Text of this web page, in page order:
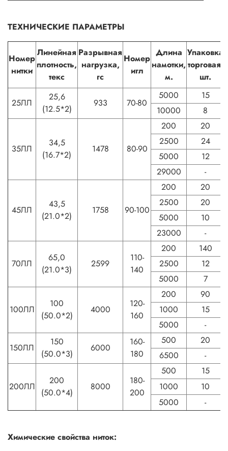
ТЕХНИЧЕСКИЕ ПАРАМЕТРЫ
Номер
нитки
Линейная
плотность,
текс
Разрывная
нагрузка,
гс
Номер
игл
Длина
намотки,
м.
Упаковка
торговая,
шт.
25ЛЛ
25,6
(12.5*2)
933 70-80
5000
15
10000
8
35ЛЛ
34,5
(16.7*2)
1478 80-90
200
20
2500
24
5000
12
29000
-
45ЛЛ
43,5
(21.0*2)
1758 90-100
200
20
2500
20
5000
10
23000
-
70ЛЛ
65,0
(21.0*3)
2599
110-
140
200
140
2500
12
5000
7
100ЛЛ
100
(50.0*2)
4000
120-
160
200
90
1000
15
5000
-
150ЛЛ
150
(50.0*3)
6000
160-
180
500
20
6500
-
200ЛЛ
200
(50.0*4)
8000
180-
200
500
15
1000
10
5000
-
Химические свойства ниток: